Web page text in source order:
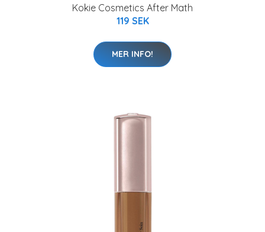
Kokie Cosmetics After Math
119 SEK
MER INFO!